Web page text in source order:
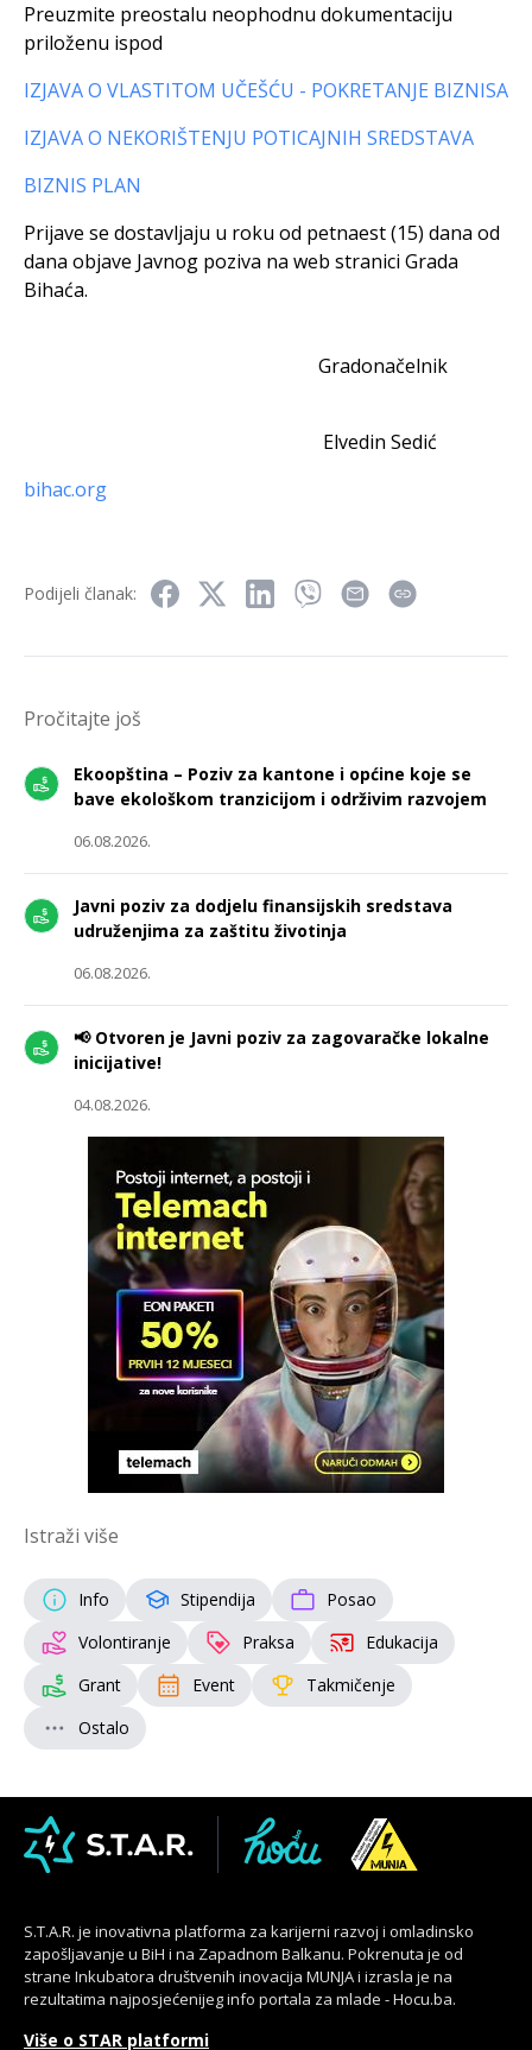
Preuzmite preostalu neophodnu dokumentaciju
priloženu ispod
IZJAVA O VLASTITOM UČEŠĆU - POKRETANJE BIZNISA
IZJAVA O NEKORIŠTENJU POTICAJNIH SREDSTAVA
BIZNIS PLAN
Prijave se dostavljaju u roku od petnaest (15) dana od
dana objave Javnog poziva na web stranici Grada
Bihaća.
Gradonačelnik
Elvedin Sedić
bihac.org
Podijeli članak:
Pročitajte još
Ekoopština – Poziv za kantone i općine koje se
bave ekološkom tranzicijom i održivim razvojem
06.08.2026.
Javni poziv za dodjelu finansijskih sredstava
udruženjima za zaštitu životinja
06.08.2026.
📢 Otvoren je Javni poziv za zagovaračke lokalne
inicijative!
04.08.2026.
Istraži više
Info Stipendija
Posao
Volontiranje
Praksa
Edukacija
Grant
Event
Takmičenje
Ostalo
S.T.A.R. je inovativna platforma za karijerni razvoj i omladinsko
zapošljavanje u BiH i na Zapadnom Balkanu. Pokrenuta je od
strane Inkubatora društvenih inovacija MUNJA i izrasla je na
rezultatima najposjećenijeg info portala za mlade - Hocu.ba.
Više o STAR platformi